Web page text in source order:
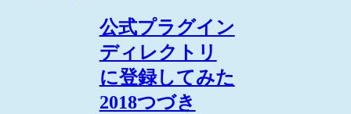
公式プラグイン
ディレクトリ
に登録してみた
2018つづき